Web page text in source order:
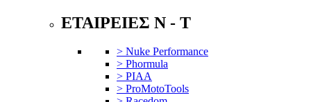
ΕΤΑΙΡΕΙΕΣ N - T
> Nuke Performance
> Phormula
> PIAA
> ProMotoTools